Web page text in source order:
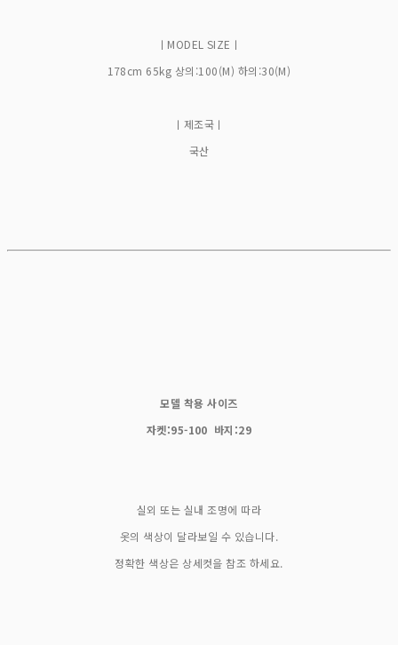
ㅣMODEL SIZEㅣ
178cm 65kg 상의:100(M) 하의:30(M)
ㅣ제조국ㅣ
국산
모델 착용 사이즈
자켓:95-100 바지:29
실외 또는 실내 조명에 따라
옷의 색상이 달라보일 수 있습니다.
정확한 색상은 상세컷을 참조 하세요.